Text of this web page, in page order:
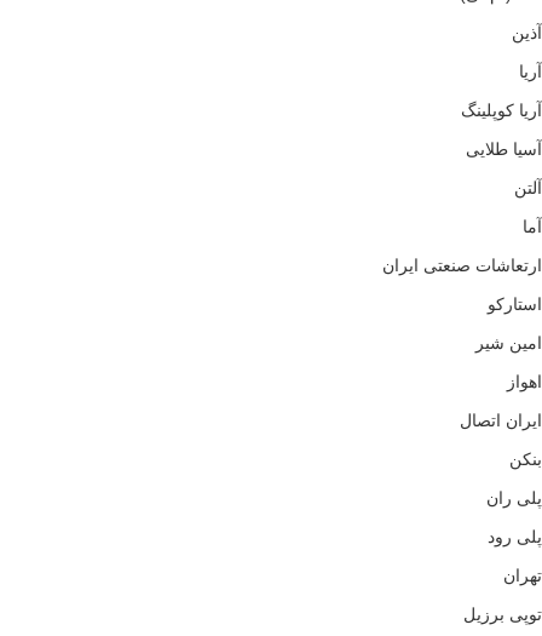
آذین
آریا
آریا کوپلینگ
آسیا طلایی
آلتن
آما
ارتعاشات صنعتی ایران
استارکو
امین شیر
اهواز
ایران اتصال
بنکن
پلی ران
پلی رود
تهران
توپی برزیل